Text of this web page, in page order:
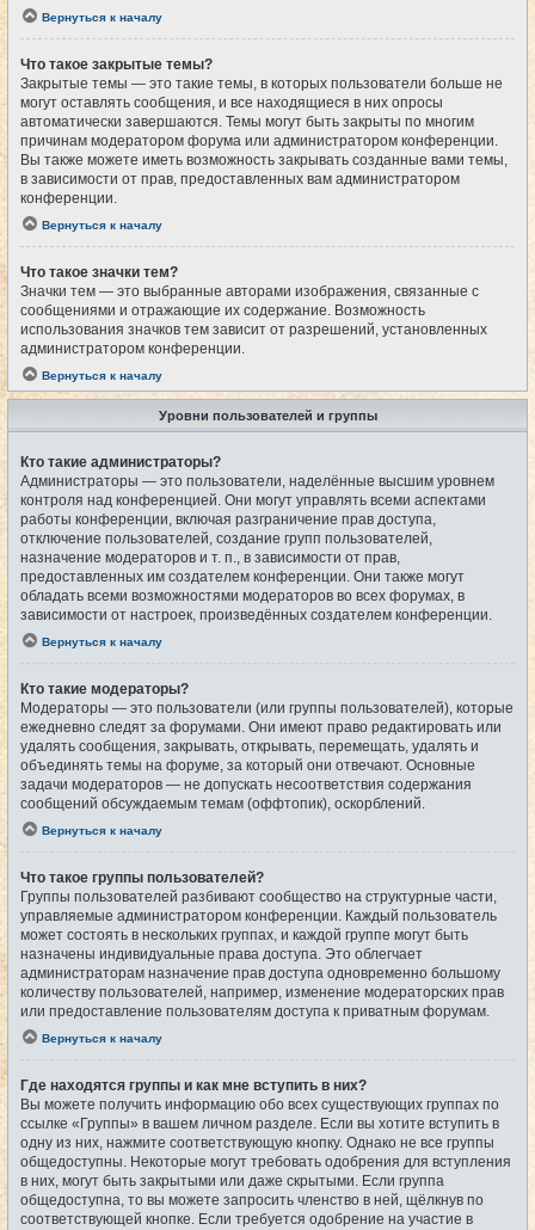
Вернуться к началу
Что такое закрытые темы?
Закрытые темы — это такие темы, в которых пользователи больше не
могут оставлять сообщения, и все находящиеся в них опросы
автоматически завершаются. Темы могут быть закрыты по многим
причинам модератором форума или администратором конференции.
Вы также можете иметь возможность закрывать созданные вами темы,
в зависимости от прав, предоставленных вам администратором
конференции.
Вернуться к началу
Что такое значки тем?
Значки тем — это выбранные авторами изображения, связанные с
сообщениями и отражающие их содержание. Возможность
использования значков тем зависит от разрешений, установленных
администратором конференции.
Вернуться к началу
Уровни пользователей и группы
Кто такие администраторы?
Администраторы — это пользователи, наделённые высшим уровнем
контроля над конференцией. Они могут управлять всеми аспектами
работы конференции, включая разграничение прав доступа,
отключение пользователей, создание групп пользователей,
назначение модераторов и т. п., в зависимости от прав,
предоставленных им создателем конференции. Они также могут
обладать всеми возможностями модераторов во всех форумах, в
зависимости от настроек, произведённых создателем конференции.
Вернуться к началу
Кто такие модераторы?
Модераторы — это пользователи (или группы пользователей), которые
ежедневно следят за форумами. Они имеют право редактировать или
удалять сообщения, закрывать, открывать, перемещать, удалять и
объединять темы на форуме, за который они отвечают. Основные
задачи модераторов — не допускать несоответствия содержания
сообщений обсуждаемым темам (оффтопик), оскорблений.
Вернуться к началу
Что такое группы пользователей?
Группы пользователей разбивают сообщество на структурные части,
управляемые администратором конференции. Каждый пользователь
может состоять в нескольких группах, и каждой группе могут быть
назначены индивидуальные права доступа. Это облегчает
администраторам назначение прав доступа одновременно большому
количеству пользователей, например, изменение модераторских прав
или предоставление пользователям доступа к приватным форумам.
Вернуться к началу
Где находятся группы и как мне вступить в них?
Вы можете получить информацию обо всех существующих группах по
ссылке «Группы» в вашем личном разделе. Если вы хотите вступить в
одну из них, нажмите соответствующую кнопку. Однако не все группы
общедоступны. Некоторые могут требовать одобрения для вступления
в них, могут быть закрытыми или даже скрытыми. Если группа
общедоступна, то вы можете запросить членство в ней, щёлкнув по
соответствующей кнопке. Если требуется одобрение на участие в